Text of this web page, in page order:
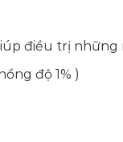
điều trị những
độ 1% )